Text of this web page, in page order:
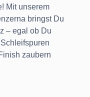
Mit unserem
bringst Du
– egal ob Du
zaubern